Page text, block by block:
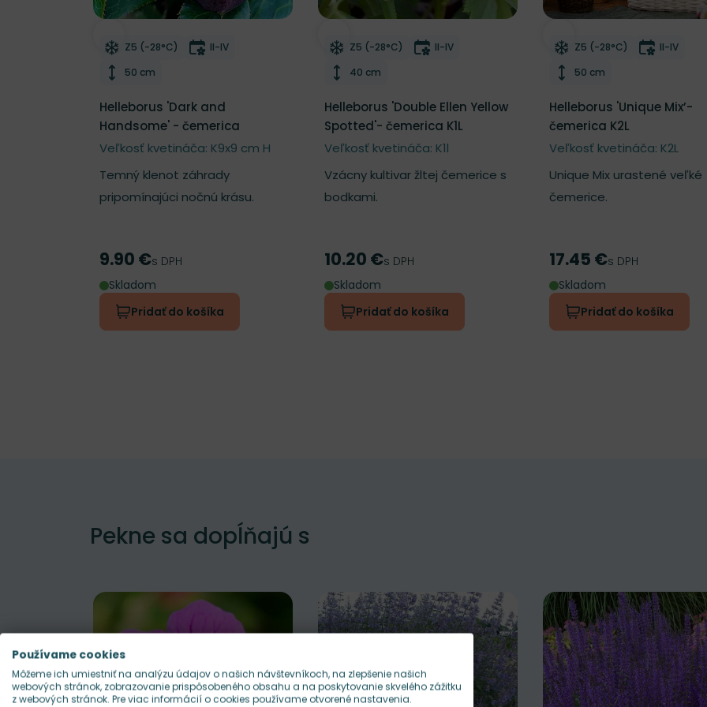
Odober do zoznamu želaní
Mrazuvzdornosť
Z5 (-28°C) Doba kvitnutia
II-IV
Výška rastliny
50 cm
Helleborus 'Dark and
Handsome' - čemerica
Veľkosť kvetináča: K9x9 cm H
Temný klenot záhrady
pripomínajúci nočnú krásu.
Cena
9.90 €s DPH
Skladom
Pridať do košíka
Odober do zoznamu želaní
Mrazuvzdornosť
Z5 (-28°C) Doba kvitnutia
II-IV
Výška rastliny
40 cm
Helleborus 'Double Ellen Yellow
Spotted'- čemerica K1L
Veľkosť kvetináča: K1l
Vzácny kultivar žltej čemerice s
bodkami.
Cena
10.20 €s DPH
Skladom
Pridať do košíka
Odober do zoznamu želaní
Mrazuvzdornosť
Z5 (-28°C) Doba
II-IV
Výška rastliny
50 cm
Helleborus 'Unique Mix’-
čemerica K2L
Veľkosť kvetináča: K2L
Unique Mix urastené veľké
čemerice.
Cena
17.45 €s DPH
Skladom
Pridať do košíka
Pekne sa dopĺňajú s
Používame cookies
Môžeme ich umiestniť na analýzu údajov o našich návštevníkoch, na zlepšenie našich
webových stránok, zobrazovanie prispôsobeného obsahu a na poskytovanie skvelého zážitku
z webových stránok. Pre viac informácií o cookies používame otvorené nastavenia.